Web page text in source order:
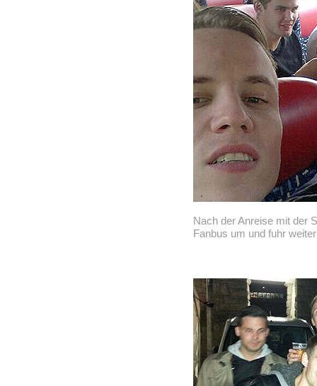
Nach der Anreise mit der
Fanbus um und fuhr